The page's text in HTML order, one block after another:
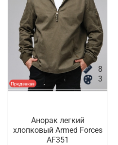
Предзаказ
8
3
Анорак легкий
хлопковый Armed Forces
AF351